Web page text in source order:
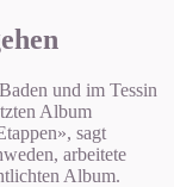
und im Tessin
Album
sagt
arbeitete
Album.